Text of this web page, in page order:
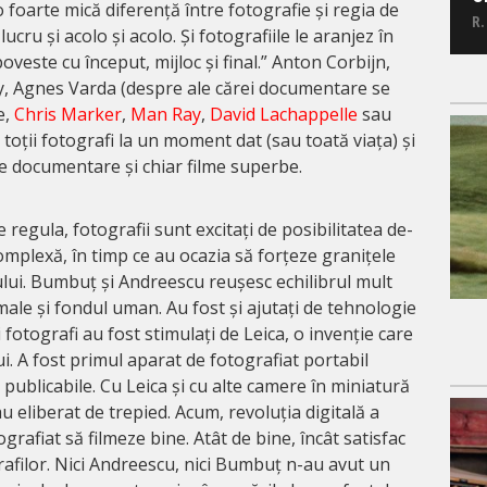
foarte mică diferență între fotografie și regia de
și acolo și acolo. Și fotografiile le aranjez în
cu început, mijloc și final.” Anton Corbijn,
Agnes Varda (despre ale cărei documentare se
Chris Marker, Man Ray, David Lachappelle sau
fotografi la un moment dat (sau toată viața) și
documentare și chiar filme superbe.
regula, fotografii sunt excitați de posibilitatea de-
în timp ce au ocazia să forțeze granițele
Bumbuț și Andreescu reușesc echilibrul mult
și fondul uman. Au fost și ajutați de tehnologie
au fost stimulați de Leica, o invenție care
A fost primul aparat de fotografiat portabil
Cu Leica și cu alte camere în miniatură
eliberat de trepied. Acum, revoluția digitală a
să filmeze bine. Atât de bine, încât satisfac
Nici Andreescu, nici Bumbuț n-au avut un